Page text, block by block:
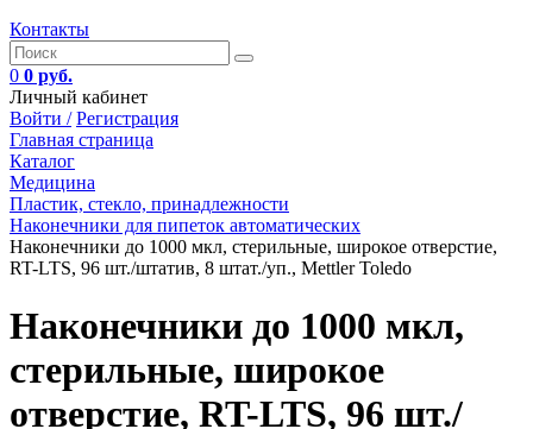
Контакты
0 0 руб.
Личный кабинет
Войти / Регистрация
Главная страница
Каталог
Медицина
Пластик, стекло, принадлежности
Наконечники для пипеток автоматических
Наконечники до 1000 мкл, стерильные, широкое отверстие,
RT-LTS, 96 шт./штатив, 8 штат./уп., Mettler Toledo
Наконечники до 1000 мкл,
стерильные, широкое
отверстие, RT-LTS, 96 шт./